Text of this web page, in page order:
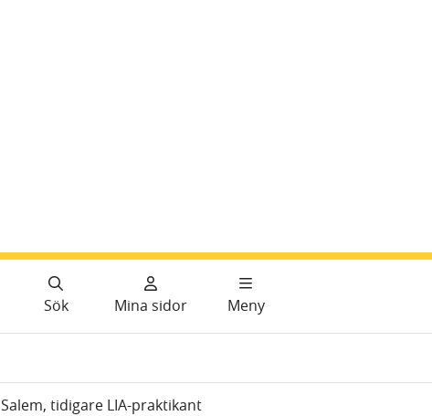
Sök Mina sidor Meny
Salem, tidigare LIA-praktikant